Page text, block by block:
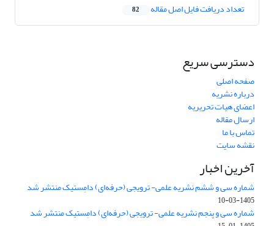
تعداد دریافت فایل اصل مقاله 82
دسترسی سریع
صفحه اصلی
درباره نشریه
اعضای هیات تحریریه
ارسال مقاله
تماس با ما
نقشه سایت
آخرین اخبار
شماره سی و ششم نشریه علمی- ترویجی (حرفه‌ای) دامِستیک منتشر شد
1405-03-10
شماره سی و پنجم نشریه علمی- ترویجی (حرفه‌ای) دامِستیک منتشر شد